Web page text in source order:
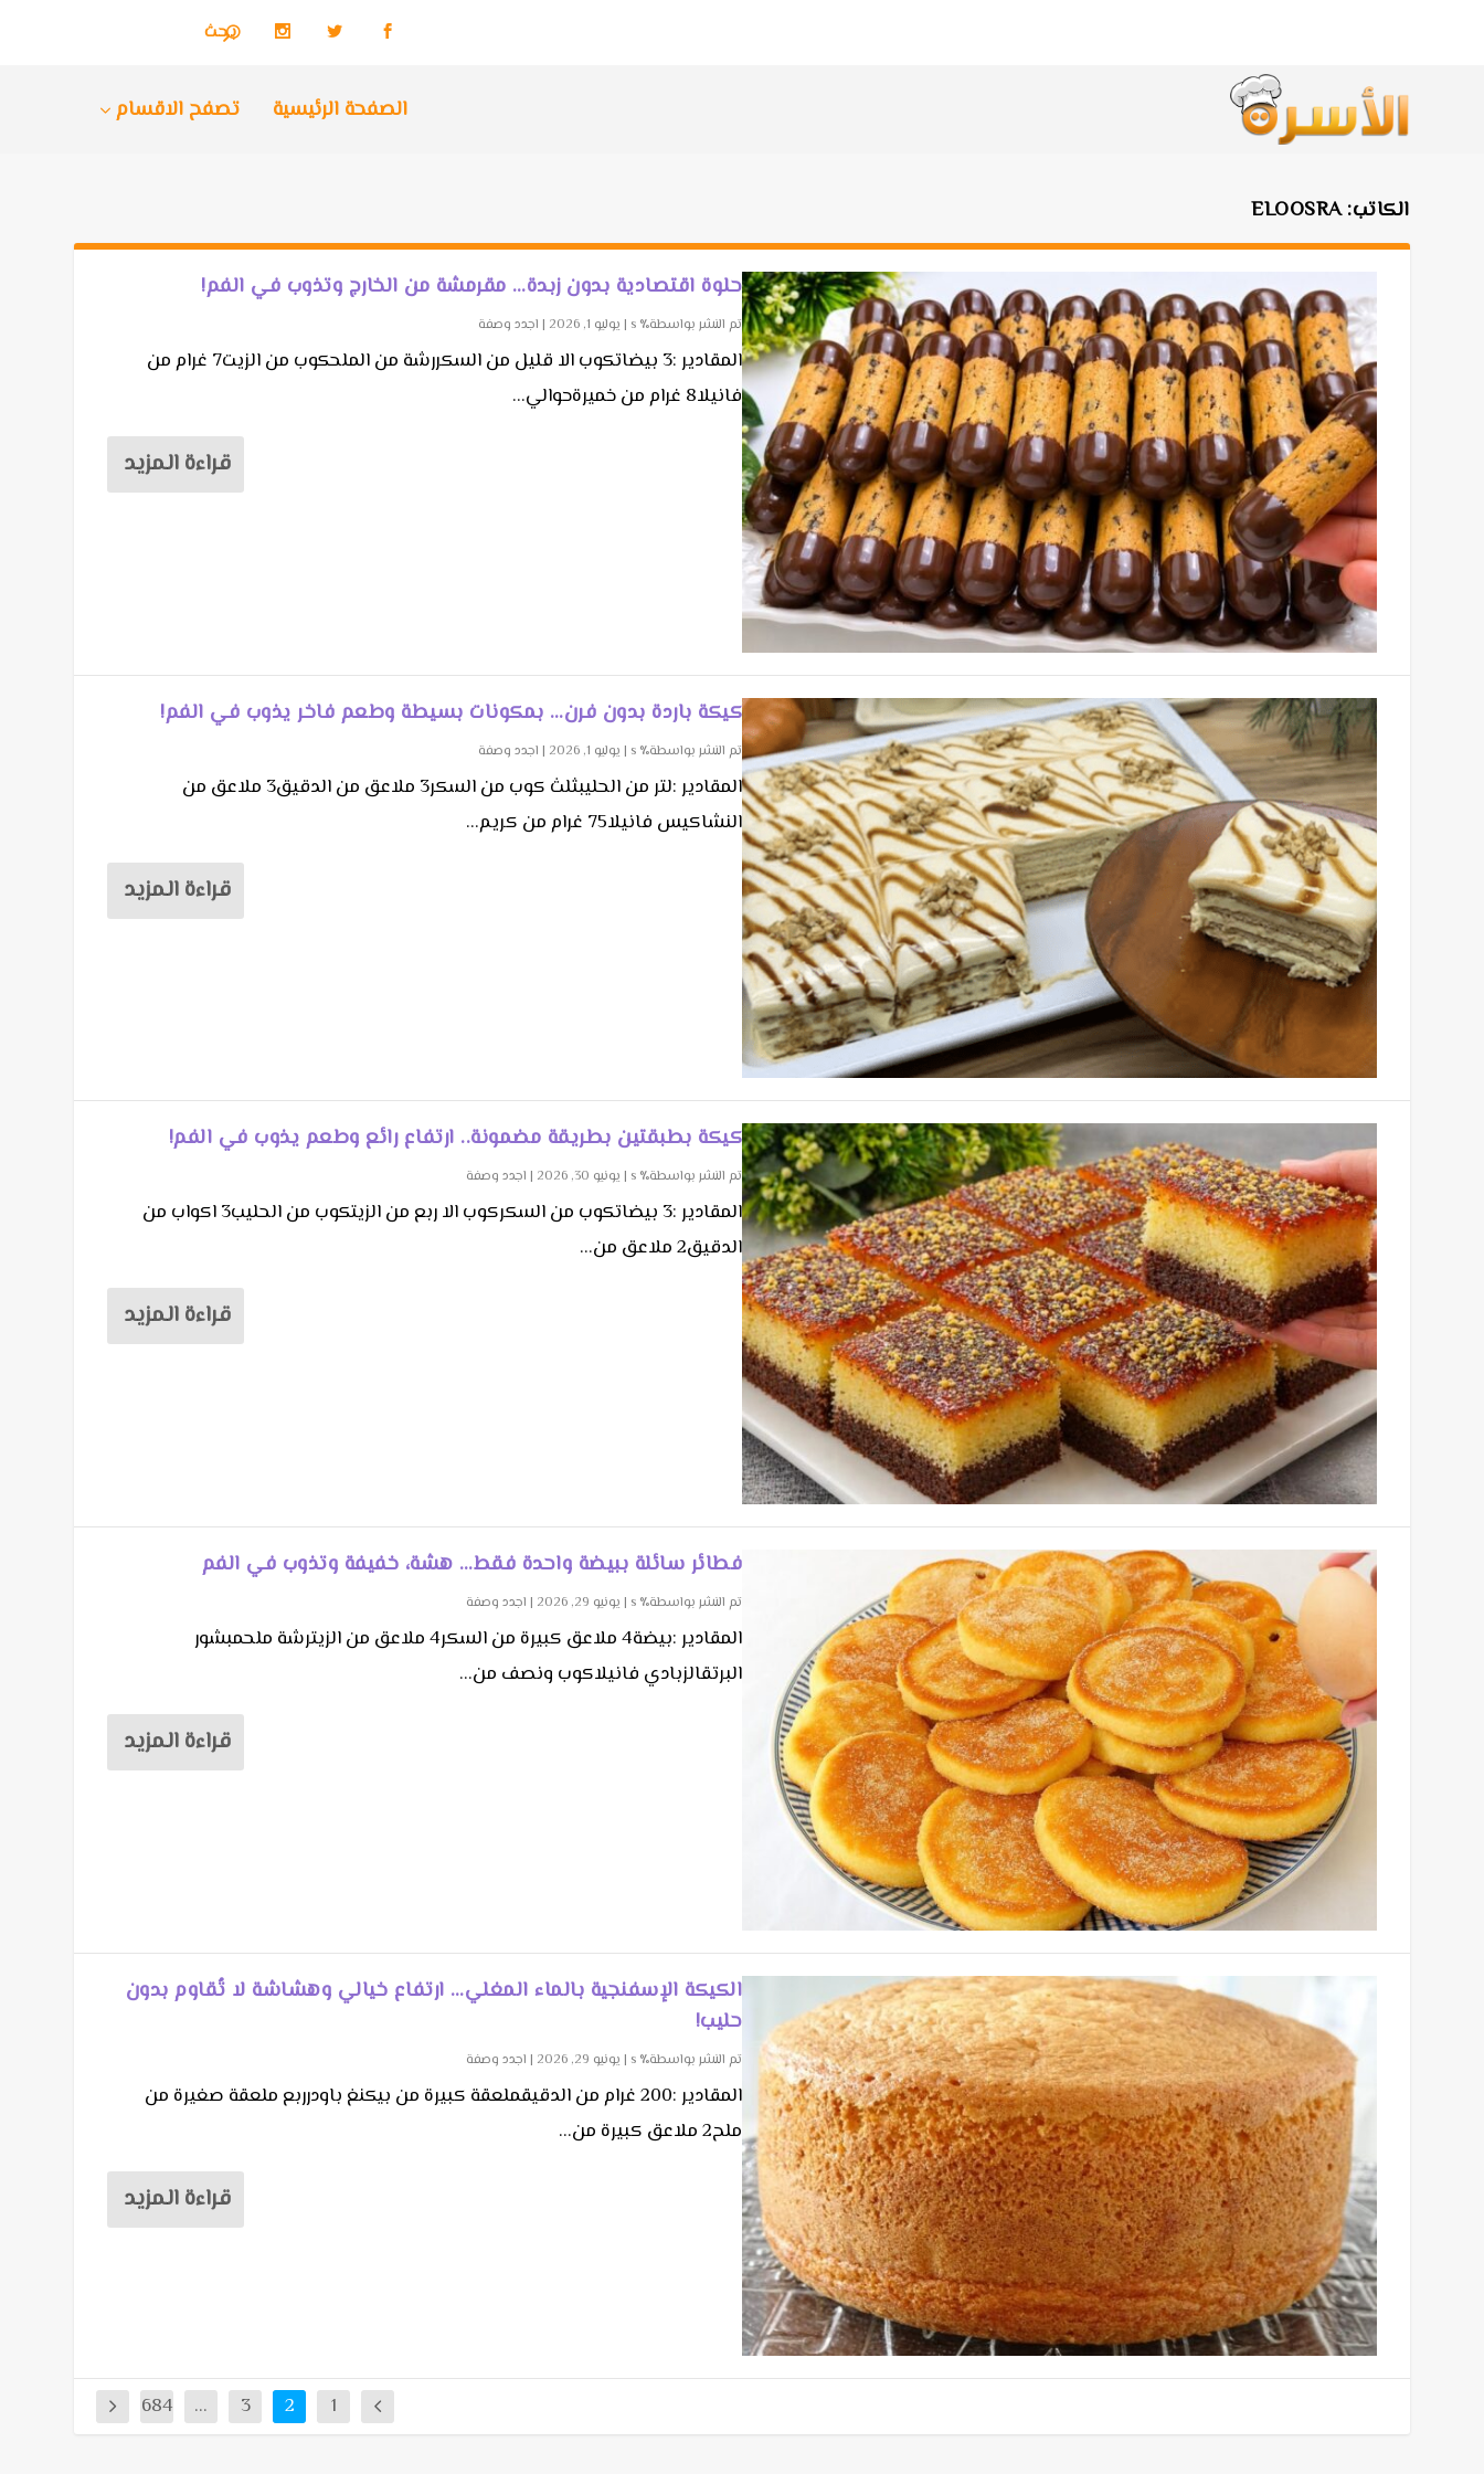
الصفحة الرئيسية تصفح الاقسام
الكاتب:ELOOSRA
حلوة اقتصادية بدون زبدة… مقرمشة من الخارج وتذوب في الفم!
تم النشر بواسطة٪ s | يوليو 1, 2026 | اجدد وصفة
المقادير :3 بيضاتكوب الا قليل من السكررشة من الملحكوب من الزيت7 غرام من
فانيلا8 غرام من خميرةحوالي...
قراءة المزيد
كيكة باردة بدون فرن… بمكونات بسيطة وطعم فاخر يذوب في الفم!
تم النشر بواسطة٪ s | يوليو 1, 2026 | اجدد وصفة
المقادير :لتر من الحليبثلث كوب من السكر3 ملاعق من الدقيق3 ملاعق من
النشاكيس فانيلا75 غرام من كريم...
قراءة المزيد
كيكة بطبقتين بطريقة مضمونة.. ارتفاع رائع وطعم يذوب في الفم!
تم النشر بواسطة٪ s | يونيو 30, 2026 | اجدد وصفة
المقادير :3 بيضاتكوب من السكركوب الا ربع من الزيتكوب من الحليب3 اكواب من
الدقيق2 ملاعق من...
قراءة المزيد
فطائر سائلة ببيضة واحدة فقط… هشة، خفيفة وتذوب في الفم
تم النشر بواسطة٪ s | يونيو 29, 2026 | اجدد وصفة
المقادير :بيضة4 ملاعق كبيرة من السكر4 ملاعق من الزيترشة ملحمبشور
البرتقالزبادي فانيلاكوب ونصف من...
قراءة المزيد
الكيكة الإسفنجية بالماء المغلي… ارتفاع خيالي وهشاشة لا تُقاوم بدون
حليب!
تم النشر بواسطة٪ s | يونيو 29, 2026 | اجدد وصفة
المقادير :200 غرام من الدقيقملعقة كبيرة من بيكنغ باودرربع ملعقة صغيرة من
ملح2 ملاعق كبيرة من...
قراءة المزيد
1
2
3
...
684